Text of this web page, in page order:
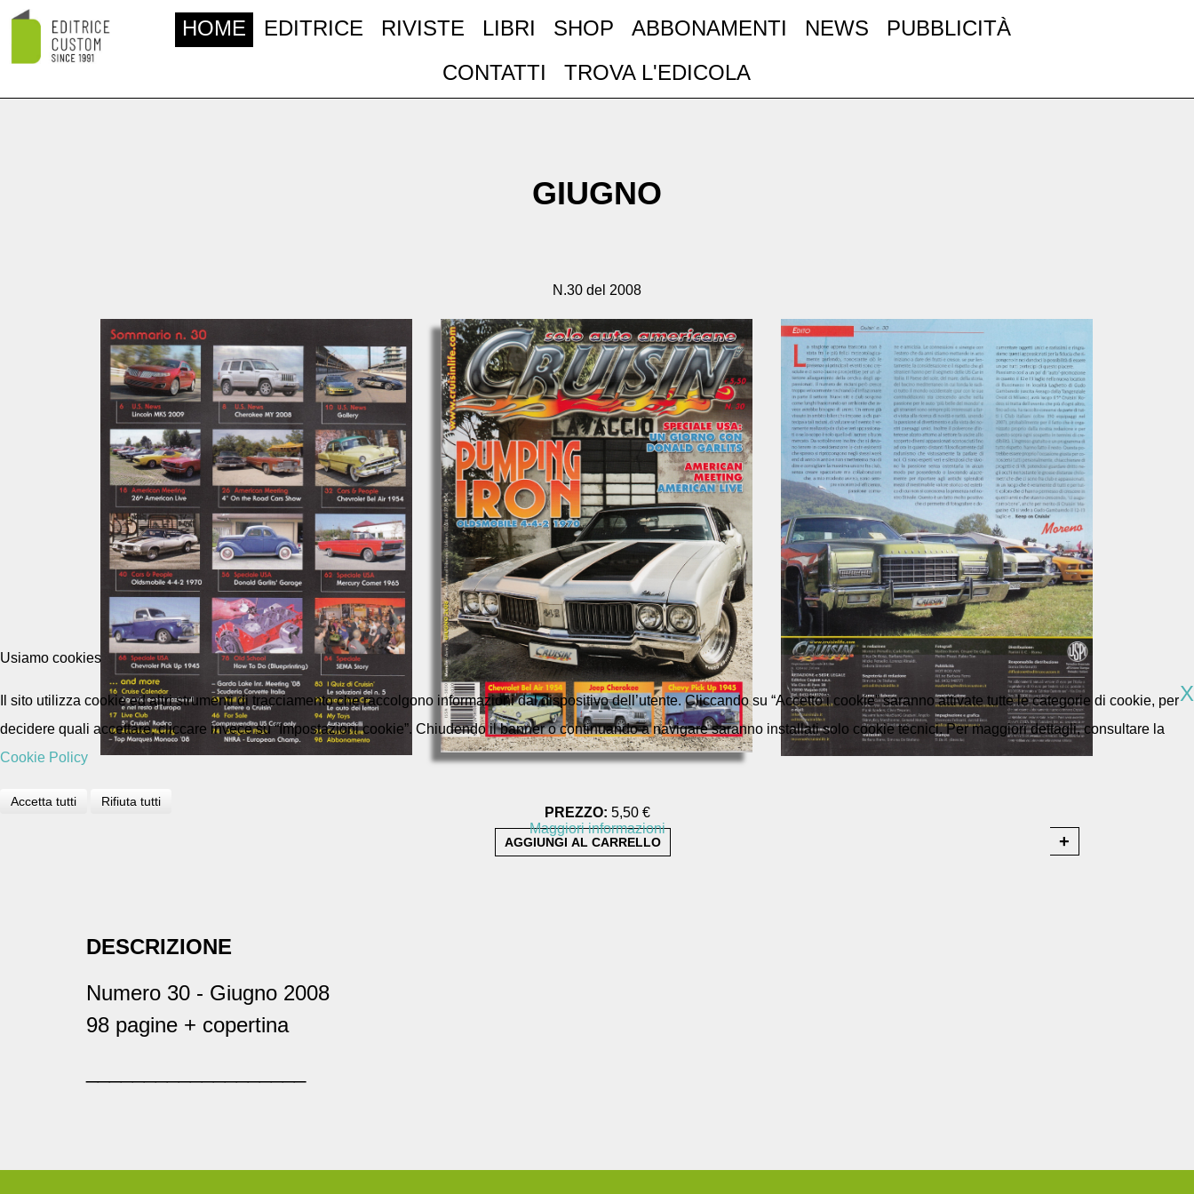
HOME EDITRICE RIVISTE LIBRI SHOP ABBONAMENTI NEWS
PUBBLICITÀ
CONTATTI
TROVA L'EDICOLA
GIUGNO
N.30 del 2008
PREZZO: 5,50 €
DESCRIZIONE
Numero 30 - Giugno 2008
98 pagine + copertina
Usiamo cookies
X
Il sito utilizza cookie ed altri strumenti di tracciamento che raccolgono informazioni dal dispositivo dell’utente. Cliccando su “Accetto i cookie” saranno attivate tutte le categorie di cookie, per
decidere quali accettare, cliccare invece su “Impostazioni cookie”. Chiudendo il banner o continuando a navigare saranno installati solo cookie tecnici. Per maggiori dettagli, consultare la
Cookie Policy
Accetta tutti Rifiuta tutti
Maggiori informazioni